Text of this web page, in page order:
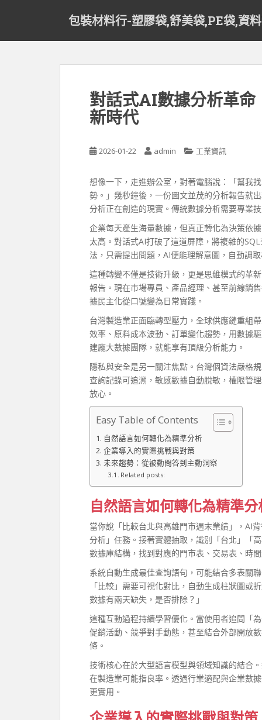
包裝材料行-塑膠袋,舒美袋,PE袋,資
對話式AI數據分析革命
新時代
2026-01-22 admin 工業資訊
想像一下，走進辦公室，對著電腦說：「幫我
勢。」幾秒鐘後，一份圖文並茂的分析報告就
分析正在創造的現實。傳統數據分析需要專業
企業每天產生海量數據，但真正轉化為決策依
太高。對話式AI打破了這道屏障，將複雜的
法，只需提出問題，AI便能理解意圖，自動調
這種轉變不僅是技術升級，更是思維模式的革
報告。現在市場專員、產品經理、甚至前線銷
據民主化從口號變為日常實踐。
台灣製造業正面臨轉型壓力，全球供應鏈重組
效率、原料成本波動、訂單變化趨勢，用數據
建龐大數據團隊，就能享有頂級分析能力。
隱私與安全是另一關注焦點。台灣個資法嚴格
查詢記錄可追溯，敏感數據自動脫敏，權限管
放心。
Easy Table of Contents
自然語言如何轉化為精準分析
企業導入的實際挑戰與對策
未來趨勢：從被動問答到主動洞察
Related posts:
自然語言如何轉化為精準分
當你說「比較台北與高雄門市週末業績」，AI
分析」任務。接著實體抽取，識別「台北」「
數據庫結構，找到對應的門市表、交易表、時間
系統自動生成最佳查詢語句，可能結合多表關
「比較」需要可視化對比，自動生成柱狀圖或
數據有兩天缺失，是否排除？」
這種互動過程持續學習優化。當使用者追問「
促銷活動、競爭對手動態，甚至結合外部開放
條。
技術核心在於大型語言模型與領域知識的結合
在製造業可能指良率。透過行業適配與企業數
更實用。